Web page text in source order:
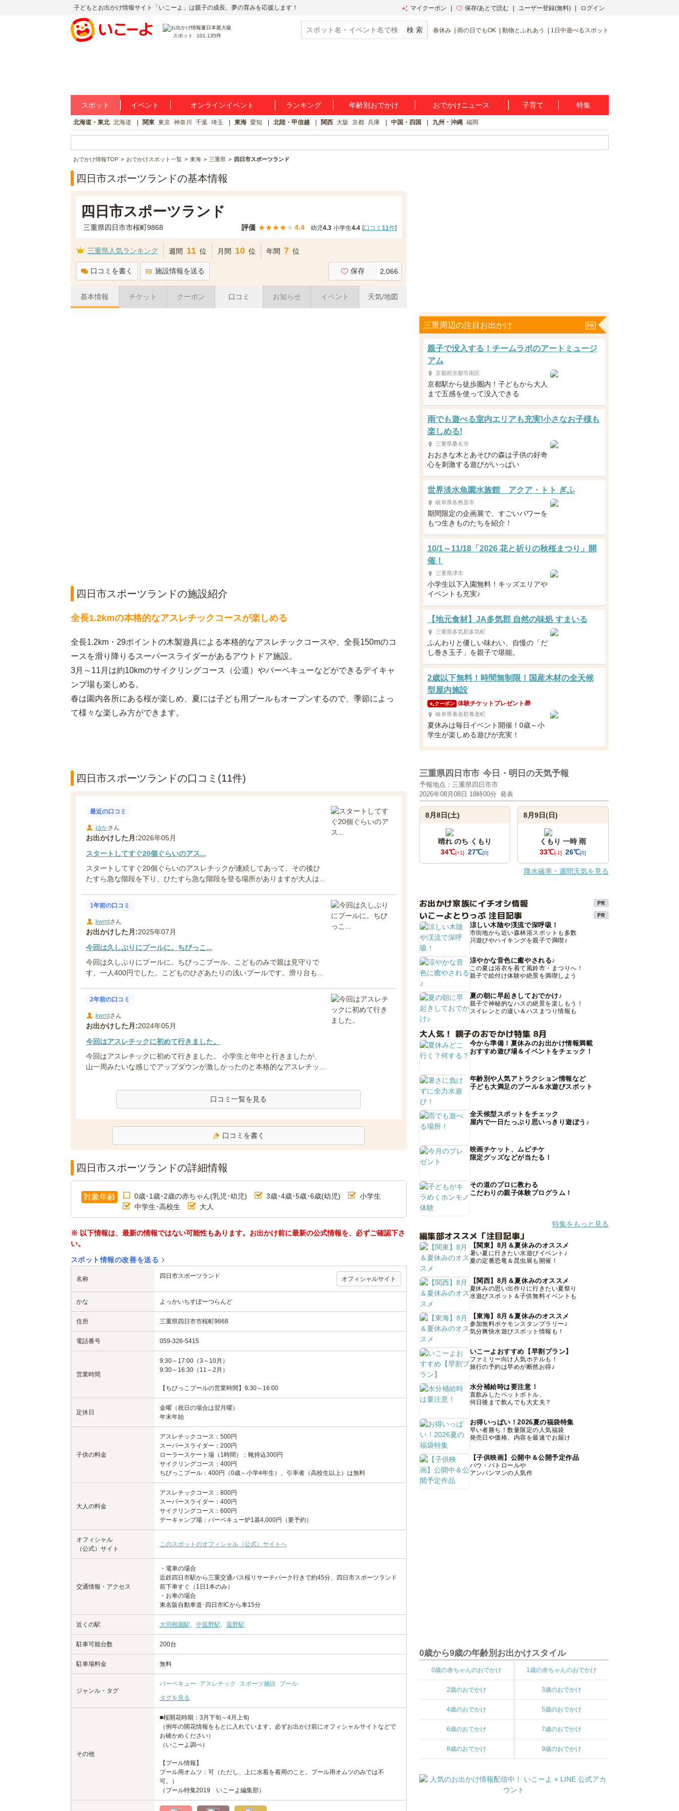
子どもとお出かけ情報サイト「いこーよ」は親子の成長、夢の育みを応援します！ マイクーポン 保存/あとで読む ユーザー登録(無料) ログイン
スポット 101,135件
春休み 雨の日でもOK 動物とふれあう 1日中遊べるスポット
スポット イベント オンラインイベント ランキング 年齢別おでかけ おでかけニュース 子育て 特集
北海道・東北 北海道 関東 東京 神奈川 千葉 埼玉 東海 愛知 北陸・甲信越 関西 大阪 京都 兵庫 中国・四国 九州・沖縄 福岡
おでかけ情報TOP おでかけスポット一覧 東海 三重県 四日市スポーツランド
四日市スポーツランドの基本情報
四日市スポーツランド
三重県四日市市桜町9868 評価 ★★★★★ 4.4 幼児4.3 小学生4.4 [口コミ 11件]
三重県人気ランキング 週間 11 位 月間 10 位 年間 7 位
口コミを書く 施設情報を送る 保存 2,066
基本情報 チケット クーポン 口コミ お知らせ イベント 天気/地図
四日市スポーツランドの施設紹介
全長1.2kmの本格的なアスレチックコースが楽しめる
全長1.2km・29ポイントの木製遊具による本格的なアスレチックコースや、全長150mのコ
ースを滑り降りるスーパースライダーがあるアウトドア施設。
3月～11月は約10kmのサイクリングコース（公道）やバーベキューなどができるデイキャ
ンプ場も楽しめる。
春は園内各所にある桜が楽しめ、夏には子ども用プールもオープンするので、季節によっ
て様々な楽しみ方ができます。
四日市スポーツランドの口コミ(11件)
最近の口コミ
ゆかさん
お出かけした月:2026年05月
スタートしてすぐ20個ぐらいのアス...
スタートしてすぐ20個ぐらいのアスレチックが連続してあって、その後ひ
たすら急な階段を下り、ひたすら急な階段を登る場所がありますが大人は...
1年前の口コミ
kwmtさん
お出かけした月:2025年07月
今回は久しぶりにプールに。ちびっこ...
今回は久しぶりにプールに。ちびっこプール、こどものみで親は見守りで
す。一人400円でした。こどものひざあたりの浅いプールです。滑り台も...
2年前の口コミ
kwmtさん
お出かけした月:2024年05月
今回はアスレチックに初めて行きました。
今回はアスレチックに初めて行きました。 小学生と年中と行きましたが、
山一周みたいな感じでアップダウンが激しかったのと本格的なアスレチッ...
口コミ一覧を見る
口コミを書く
四日市スポーツランドの詳細情報
対象年齢 0歳･1歳･2歳の赤ちゃん(乳児･幼児) 3歳･4歳･5歳･6歳(幼児)
小学生
中学生･高校生
大人
※ 以下情報は、最新の情報ではない可能性もあります。お出かけ前に最新の公式情報を、必ずご確認下さ
い。
スポット情報の改善を送る
名称 四日市スポーツランド オフィシャルサイト
かな よっかいちすぽーつらんど
住所 三重県四日市市桜町9868
電話番号 059-326-5415
営業時間
9:30～17:00（3～10月）
9:30～16:30（11～2月）
【ちびっこプールの営業時間】9:30～16:00
定休日
金曜（祝日の場合は翌月曜）
年末年始
子供の料金
アスレチックコース：500円
スーパースライダー：200円
ローラースケート場（1時間）：靴持込300円
サイクリングコース：400円
ちびっこプール：400円（0歳～小学4年生）、引率者（高校生以上）は無料
大人の料金
アスレチックコース：800円
スーパースライダー：400円
サイクリングコース：600円
デーキャンプ場：バーベキュー炉1基4,000円（要予約）
オフィシャル
（公式）サイト
このスポットのオフィシャル（公式）サイトへ
交通情報・アクセス
・電車の場合
近鉄四日市駅から三重交通バス桜リサーチパーク行きで約45分、四日市スポーツランド
前下車すぐ（1日1本のみ）
・お車の場合
東名阪自動車道･四日市ICから車15分
近くの駅 大羽根園駅、 中菰野駅、 菰野駅
駐車可能台数 200台
駐車場料金 無料
ジャンル・タグ
バーベキュー アスレチック スポーツ施設
プール
タグを見る
その他
■桜開花時期：3月下旬～4月上旬
（例年の開花情報をもとに入れています。必ずお出かけ前にオフィシャルサイトなどで
お確かめください）
（いこーよ調べ）
【プール情報】
プール用オムツ：可（ただし、上に水着を着用のこと。プール用オムツのみでは不
可。）
（プール特集2019 いこーよ編集部）
三重周辺の注目お出かけ
親子で没入する！チームラボのアートミュージ
アム
京都府京都市南区
京都駅から徒歩圏内！子どもから大人
まで五感を使って没入できる
雨でも遊べる室内エリアも充実!小さなお子様も
楽しめる!
三重県桑名市
おおきな木とあそびの森は子供の好奇
心を刺激する遊びがいっぱい
世界淡水魚園水族館 アクア・トト ぎふ
岐阜県各務原市
期間限定の企画展で、すごいパワーを
もつ生きものたちを紹介！
10/1～11/18「2026 花と祈りの秋桜まつり」開
催！
三重県津市
小学生以下入園無料！キッズエリアや
イベントも充実♪
【地元食材】JA多気郡 自然の味処 すまいる
三重県多気郡多気町
ふんわりと優しい味わい、自慢の「だ
し巻き玉子」を親子で堪能。
2歳以下無料！時間無制限！国産木材の全天候
型屋内施設
クーポン 体験チケットプレゼント🎁
岐阜県養老郡養老町
夏休みは毎日イベント開催！0歳～小
学生が楽しめる遊びが充実！
三重県四日市市 今日・明日の天気予報
予報地点：三重県四日市市
2026年08月08日 18時00分 発表
8月8日(土)
晴れ のち くもり
34℃[+1] 27℃[0]
8月9日(日)
くもり 一時 雨
33℃[-1] 26℃[0]
降水確率・週間天気を見る
お出かけ家族にイチオシ情報
いこーよとりっぷ 注目記事
涼しい木陰や渓流で深呼吸！
市街地から近い森林浴スポットも多数
川遊びやハイキングを親子で満喫♪
涼やかな音色に癒やされる♪
この夏は浴衣を着て風鈴市・まつりへ！
親子で絵付け体験や絶景を満喫しよう
夏の朝に早起きしておでかけ♪
親子で神秘的なハスの絶景を楽しもう！
スイレンとの違い＆ハスまつり情報も
大人気！ 親子のおでかけ特集 8月
今から準備！夏休みのお出かけ情報満載
おすすめ遊び場＆イベントをチェック！
年齢別や人気アトラクション情報など
子ども大満足のプール＆水遊びスポット
全天候型スポットをチェック
屋内で一日たっぷり思いっきり遊ぼう♪
映画チケット、ムビチケ
限定グッズなどが当たる！
その道のプロに教わる
こだわりの親子体験プログラム！
特集をもっと見る
編集部オススメ「注目記事」
【関東】8月＆夏休みのオススメ
暑い夏に行きたい水遊びイベント♪
夏の定番恐竜＆昆虫展も開催！
【関西】8月＆夏休みのオススメ
夏休みの思い出作りに行きたい夏祭り
水遊びスポット＆子供無料イベントも
【東海】8月＆夏休みのオススメ
参加無料ポケモンスタンプラリー♪
気分爽快水遊びスポット情報も！
いこーよおすすめ【早割プラン】
ファミリー向け人気ホテルも！
旅行の予約は早めが断然お得♪
水分補給時は要注意！
直飲みしたペットボトル、
何日後まで飲んでも大丈夫？
お得いっぱい！2026夏の福袋特集
早い者勝ち！数量限定の人気福袋
発売日や価格、内容を最速でお届け
【子供映画】公開中＆公開予定作品
パウ・パトロールや
アンパンマンの人気作
0歳から9歳の年齢別お出かけスタイル
0歳の赤ちゃんのおでかけ 1歳の赤ちゃんのおでかけ
2歳のおでかけ 3歳のおでかけ
4歳のおでかけ 5歳のおでかけ
6歳のおでかけ 7歳のおでかけ
8歳のおでかけ 9歳のおでかけ